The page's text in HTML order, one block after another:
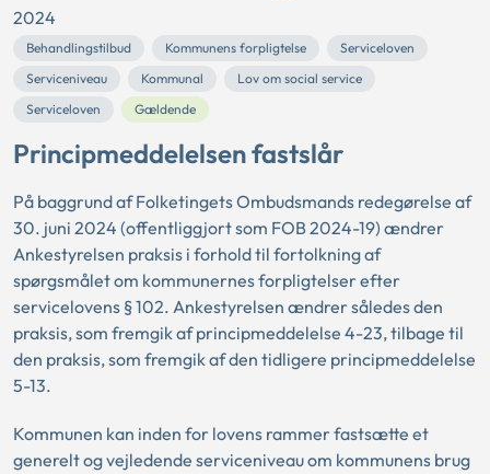
2024
Behandlingstilbud Kommunens forpligtelse
Serviceloven
Serviceniveau
Kommunal
Lov om social service
Serviceloven
Gældende
Principmeddelelsen fastslår
På baggrund af Folketingets Ombudsmands redegørelse af
30. juni 2024 (offentliggjort som FOB 2024-19) ændrer
Ankestyrelsen praksis i forhold til fortolkning af
spørgsmålet om kommunernes forpligtelser efter
servicelovens § 102. Ankestyrelsen ændrer således den
praksis, som fremgik af principmeddelelse 4-23, tilbage til
den praksis, som fremgik af den tidligere principmeddelelse
5-13.
Kommunen kan inden for lovens rammer fastsætte et
generelt og vejledende serviceniveau om kommunens brug